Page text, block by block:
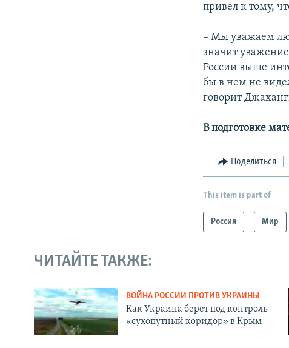
привел к тому,
– Мы уважаем
значит
России выше
бы в нем не
говорит
В подготовке
Поделиться
This item is part of
Россия Мир
ЧИТАЙТЕ ТАКЖЕ:
ВОЙНА РОССИИ ПРОТИВ УКРАИНЫ
Как Украина берет под контроль
«сухопутный коридор» в Крым